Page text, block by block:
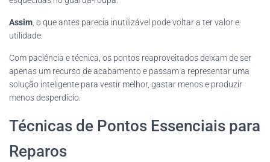
Assim , o que antes parecia inutilizável pode voltar a ter valor e
utilidade.
Com paciência e técnica, os pontos reaproveitados deixam de ser
apenas um recurso de acabamento e passam a representar uma
solução inteligente para vestir melhor, gastar menos e produzir
menos desperdício.
Técnicas de Pontos Essenciais para
Reparos